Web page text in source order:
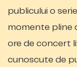
publicului o
momente pline
ore de concert
cunoscute de